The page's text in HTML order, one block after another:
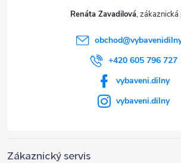
Zákaznický servis
Renáta Zavadilová
obchod@
+420 605 796 727
vybaveni.dilny
vybaveni.dilny